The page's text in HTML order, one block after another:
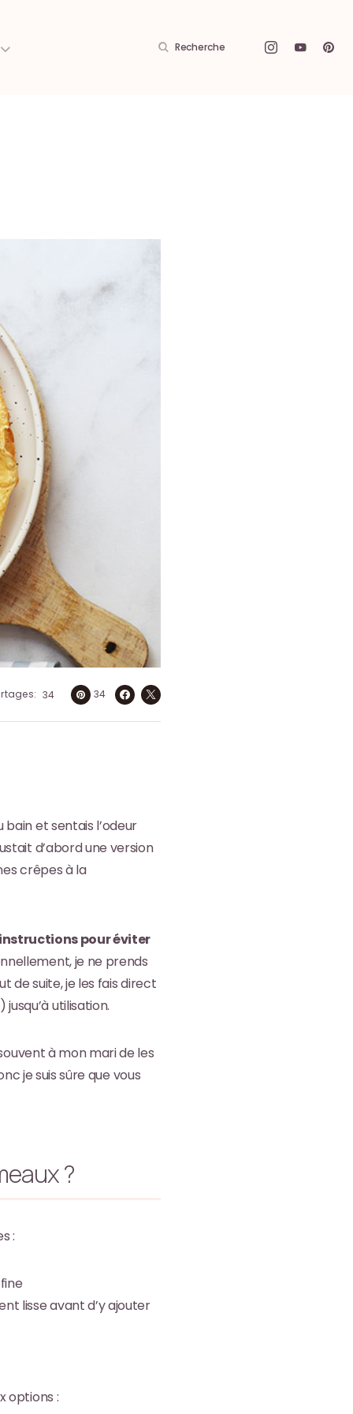
Recherche
34 34
et sentais l’odeur
d’abord une version
crêpes à la
pour éviter
je ne prends
de suite, je les fais direct
utilisation.
à mon mari de les
je suis sûre que vous
?
:
lisse avant d’y ajouter
options :